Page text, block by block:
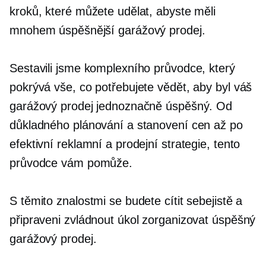
kroků, které můžete udělat, abyste měli
mnohem úspěšnější garážový prodej.
Sestavili jsme komplexního průvodce, který
pokrývá vše, co potřebujete vědět, aby byl váš
garážový prodej jednoznačně úspěšný. Od
důkladného plánování a stanovení cen až po
efektivní reklamní a prodejní strategie, tento
průvodce vám pomůže.
S těmito znalostmi se budete cítit sebejistě a
připraveni zvládnout úkol zorganizovat úspěšný
garážový prodej.